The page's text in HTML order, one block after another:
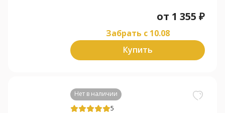
от 1 355 ₽
Забрать c 10.08
Купить
Нет в наличии
5